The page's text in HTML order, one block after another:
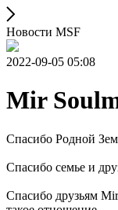
Новости MSF
2022-09-05 05:08
Mir
Спасибо Родной
Спасибо семье и
Спасибо друзьям